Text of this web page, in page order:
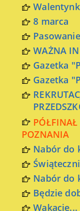
8 marca
WAŻNA
Gazetka
Gazetka
PÓŁFINAŁ
POZNANIA
Nabór do
Nabór do
Będzie
Wakacje...